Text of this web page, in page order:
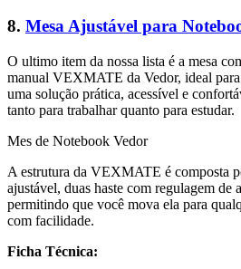
8. Mesa Ajustável para
O ultimo item da nossa lista é a mesa
manual VEXMATE da Vedor, ideal para
uma solução prática, acessível e
tanto para trabalhar quanto para estudar.
Mes de Notebook Vedor
A estrutura da VEXMATE é composta
ajustável, duas haste com regulagem de
permitindo que você mova ela para
com facilidade.
Ficha Técnica: